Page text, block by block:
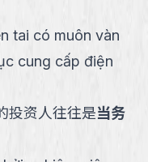
tai có muôn vàn
cung cấp điện
投资人往往是当务